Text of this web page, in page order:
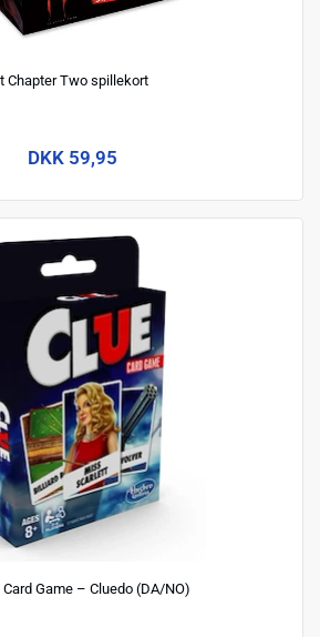
Chapter Two spillekort
DKK 59,95
Game – Cluedo (DA/NO)